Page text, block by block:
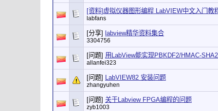
[资料]虚拟仪器图形编程 LabVIEW中文入门教
labfans
[分享] labview精华资料集合
3304756
[问题] 用LabView能实现PBKDF2/HMAC-
allanfei323
[问题] LabVIEW82 安装问题
zhangyuhen
[问题] 关于Labview FPGA编程的问题
zyb1003